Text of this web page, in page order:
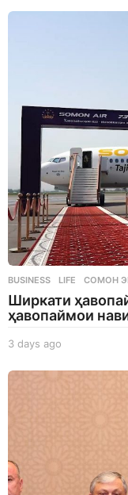
BUSINESS ,LIFE СОМОН
Ширкати
ҳавопаймои
3 days ago
a